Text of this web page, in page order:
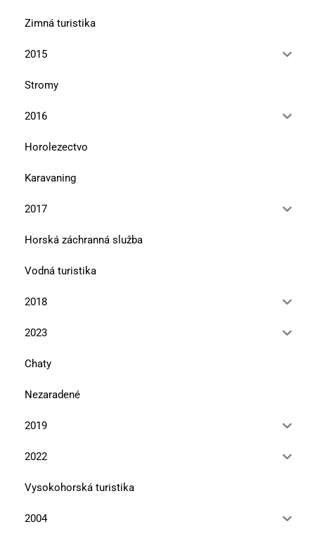
Zimná turistika
2015
Stromy
2016
Horolezectvo
Karavaning
2017
Horská záchranná služba
Vodná turistika
2018
2023
Chaty
Nezaradené
2019
2022
Vysokohorská turistika
2004